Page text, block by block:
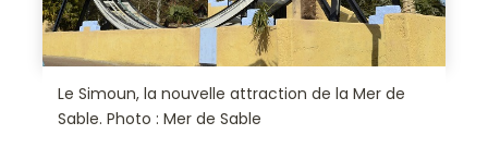
Le Simoun, la nouvelle attraction de la Mer de
Sable. Photo : Mer de Sable